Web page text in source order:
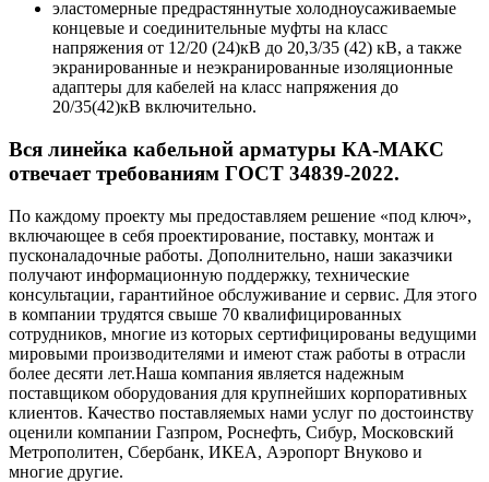
эластомерные предрастяннутые холодноусаживаемые
концевые и соединительные муфты на класс
напряжения от 12/20 (24)кВ до 20,3/35 (42) кВ, а также
экранированные и неэкранированные изоляционные
адаптеры для кабелей на класс напряжения до
20/35(42)кВ включительно.
Вся линейка кабельной арматуры КА-МАКС
отвечает требованиям ГОСТ 34839-2022.
По каждому проекту мы предоставляем решение «под ключ»,
включающее в себя проектирование, поставку, монтаж и
пусконаладочные работы. Дополнительно, наши заказчики
получают информационную поддержку, технические
консультации, гарантийное обслуживание и сервис. Для этого
в компании трудятся свыше 70 квалифицированных
сотрудников, многие из которых сертифицированы ведущими
мировыми производителями и имеют стаж работы в отрасли
более десяти лет.Наша компания является надежным
поставщиком оборудования для крупнейших корпоративных
клиентов. Качество поставляемых нами услуг по достоинству
оценили компании Газпром, Роснефть, Сибур, Московский
Метрополитен, Сбербанк, ИКЕА, Аэропорт Внуково и
многие другие.